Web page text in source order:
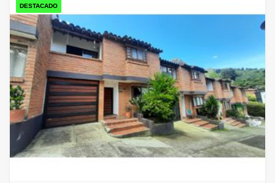
DESTACADO